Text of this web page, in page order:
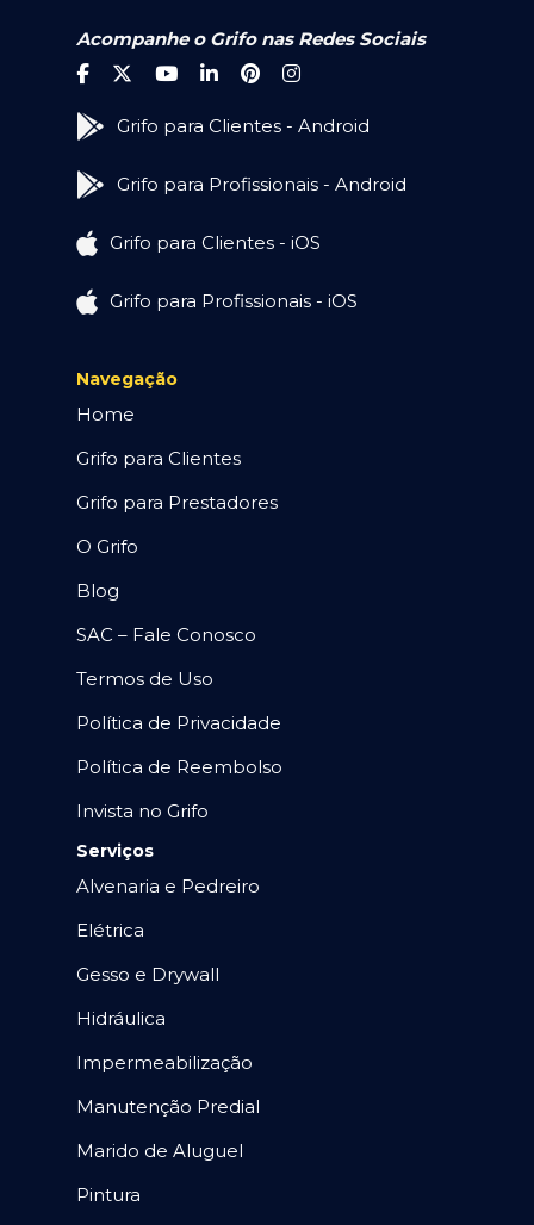
Acompanhe o Grifo nas Redes Sociais
Grifo para Clientes - Android
Grifo para Profissionais - Android
Grifo para Clientes - iOS
Grifo para Profissionais - iOS
Navegação
Home
Grifo para Clientes
Grifo para Prestadores
O Grifo
Blog
SAC – Fale Conosco
Termos de Uso
Política de Privacidade
Política de Reembolso
Invista no Grifo
Serviços
Alvenaria e Pedreiro
Elétrica
Gesso e Drywall
Hidráulica
Impermeabilização
Manutenção Predial
Marido de Aluguel
Pintura